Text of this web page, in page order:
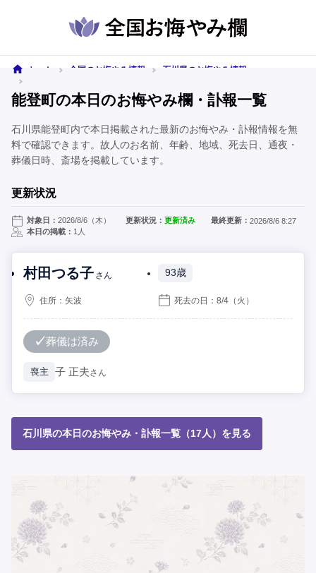
ホーム 全国のお悔やみ情報
石川県のお悔やみ情報
能登町の本日のお悔やみ欄・訃報一覧
石川県能登町内で本日掲載された最新のお悔やみ・訃報情報を無
料で確認できます。故人のお名前、年齢、地域、死去日、通夜・
葬儀日時、斎場を掲載しています。
更新状況
対象日： 2026/8/6（木） 更新状況：更新済み 最終更新： 2026/8/6 8:27
本日の掲載： 1人
村田つる子 さん 93歳
住所： 矢波 死去の日：8/4 （火）
葬儀は済み
喪主 子 正夫さん
石川県の本日のお悔やみ・訃報一覧（17人）を見る